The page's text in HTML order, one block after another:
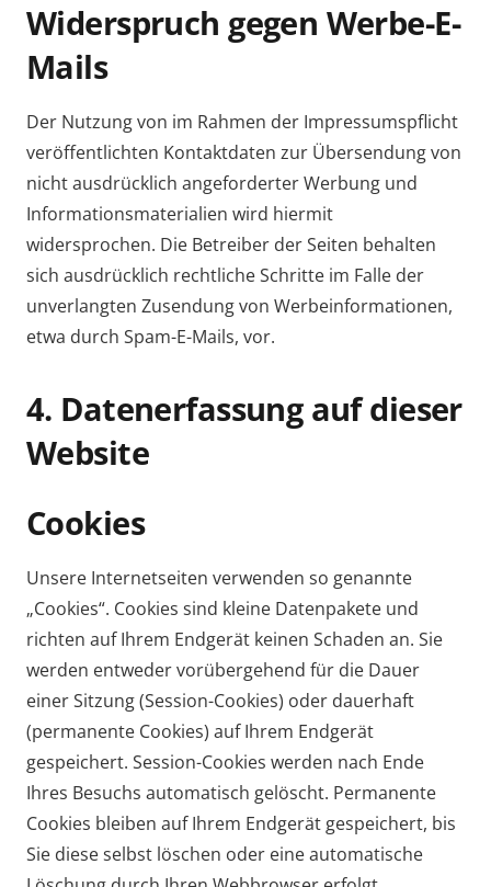
Widerspruch gegen Werbe-E-
Mails
Der Nutzung von im Rahmen der Impressumspflicht
veröffentlichten Kontaktdaten zur Übersendung von
nicht ausdrücklich angeforderter Werbung und
Informationsmaterialien wird hiermit
widersprochen. Die Betreiber der Seiten behalten
sich ausdrücklich rechtliche Schritte im Falle der
unverlangten Zusendung von Werbeinformationen,
etwa durch Spam-E-Mails, vor.
4. Datenerfassung auf dieser
Website
Cookies
Unsere Internetseiten verwenden so genannte
„Cookies“. Cookies sind kleine Datenpakete und
richten auf Ihrem Endgerät keinen Schaden an. Sie
werden entweder vorübergehend für die Dauer
einer Sitzung (Session-Cookies) oder dauerhaft
(permanente Cookies) auf Ihrem Endgerät
gespeichert. Session-Cookies werden nach Ende
Ihres Besuchs automatisch gelöscht. Permanente
Cookies bleiben auf Ihrem Endgerät gespeichert, bis
Sie diese selbst löschen oder eine automatische